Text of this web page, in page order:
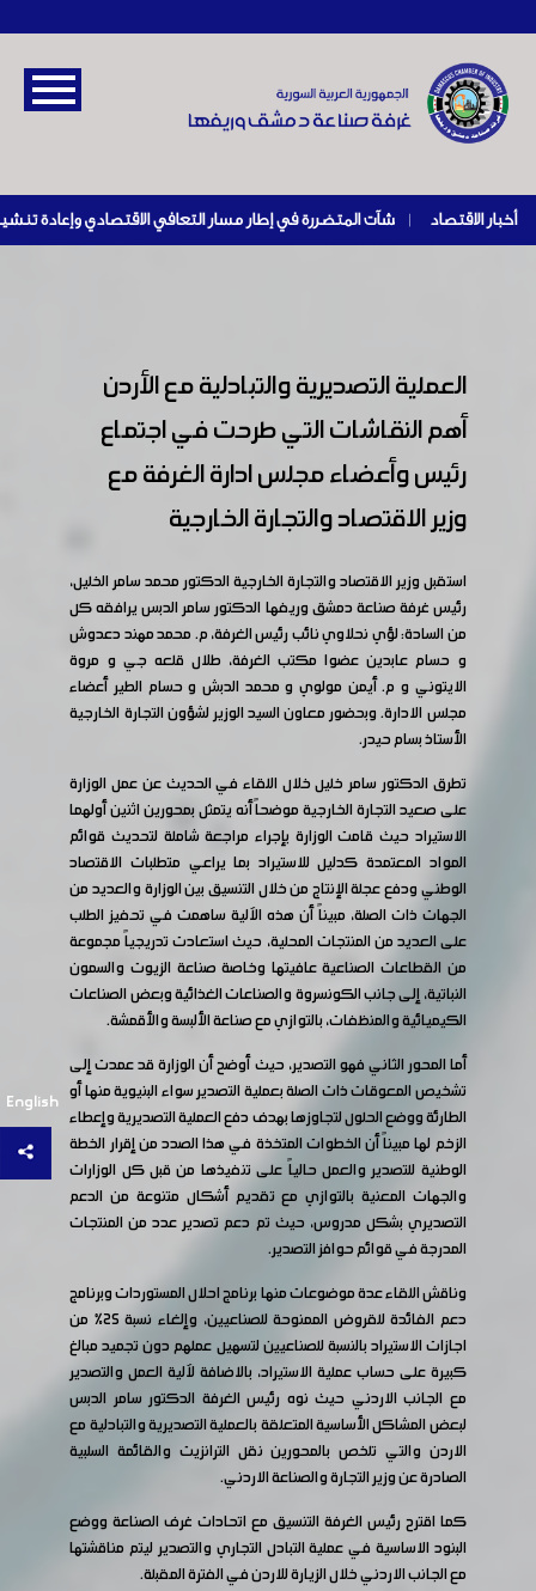
أخبار الاقتصاد |
English
العملية التصديرية والتبادلية مع الأردن
أهم النقاشات التي طرحت في اجتماع
رئيس وأعضاء مجلس ادارة الغرفة مع
وزير الاقتصاد والتجارة الخارجية
استقبل وزير الاقتصاد والتجارة الخارجية الدكتور محمد سامر الخليل،
رئيس غرفة صناعة دمشق وريفها الدكتور سامر الدبس يرافقه كل
من السادة: لؤي نحلاوي نائب رئيس الغرفة، م. محمد مهند دعدوش
و حسام عابدين عضوا مكتب الغرفة، طلال قلعه جي و مروة
الايتوني و م. أيمن مولوي و محمد الدبش و حسام الطير أعضاء
مجلس الادارة. وبحضور معاون السيد الوزير لشؤون التجارة الخارجية
الأستاذ بسام حيدر.
تطرق الدكتور سامر خليل خلال اللقاء في الحديث عن عمل الوزارة
على صعيد التجارة الخارجية موضحاً أنه يتمثل بمحورين اثنين أولهما
الاستيراد حيث قامت الوزارة بإجراء مراجعة شاملة لتحديث قوائم
المواد المعتمدة كدليل للاستيراد بما يراعي متطلبات الاقتصاد
الوطني ودفع عجلة الإنتاج من خلال التنسيق بين الوزارة والعديد من
الجهات ذات الصلة، مبيناً أن هذه الآلية ساهمت في تحفيز الطلب
على العديد من المنتجات المحلية، حيث استعادت تدريجياً مجموعة
من القطاعات الصناعية عافيتها وخاصة صناعة الزيوت والسمون
النباتية، إلى جانب الكونسروة والصناعات الغذائية وبعض الصناعات
الكيميائية والمنظفات، بالتوازي مع صناعة الألبسة والأقمشة.
أما المحور الثاني فهو التصدير، حيث أوضح أن الوزارة قد عمدت إلى
تشخيص المعوقات ذات الصلة بعملية التصدير سواء البنيوية منها أو
الطارئة ووضع الحلول لتجاوزها بهدف دفع العملية التصديرية وإعطاء
الزخم لها مبيناً أن الخطوات المتخذة في هذا الصدد من إقرار الخطة
الوطنية للتصدير والعمل حالياً على تنفيذها من قبل كل الوزارات
والجهات المعنية بالتوازي مع تقديم أشكال متنوعة من الدعم
التصديري بشكل مدروس، حيث تم دعم تصدير عدد من المنتجات
المدرجة في قوائم حوافز التصدير.
وناقش اللقاء عدة موضوعات منها برنامج احلال المستوردات وبرنامج
دعم الفائدة للقروض الممنوحة للصناعيين، وإلغاء نسبة ٢٥٪ من
اجازات الاستيراد بالنسبة للصناعيين لتسهيل عملهم دون تجميد مبالغ
كبيرة على حساب عملية الاستيراد، بالاضافة لآلية العمل والتصدير
مع الجانب الاردني حيث نوه رئيس الغرفة الدكتور سامر الدبس
لبعض المشاكل الأساسية المتعلقة بالعملية التصديرية والتبادلية مع
الاردن والتي تلخص بالمحورين نقل الترانزيت والقائمة السلبية
الصادرة عن وزير التجارة والصناعة الاردني.
كما اقترح رئيس الغرفة التنسيق مع اتحادات غرف الصناعة ووضع
البنود الاساسية في عملية التبادل التجاري والتصدير ليتم مناقشتها
مع الجانب الاردني خلال الزيارة للاردن في الفترة المقبلة.